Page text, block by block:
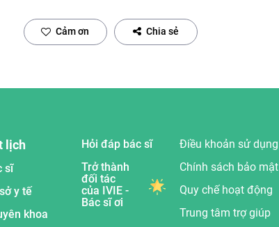
Cảm ơn Chia sẻ
lịch
sĩ
y tế
khoa
Hỏi đáp bác sĩ
Trở thành
đối tác
của IVIE -
Bác sĩ ơi
Điều khoản sử dụng
Chính sách bảo mật
Quy chế hoạt động
Trung tâm trợ giúp